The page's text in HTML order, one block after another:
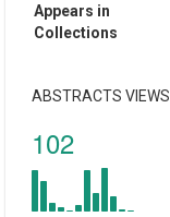
Appears in
Collections
ABSTRACTS VIEWS
102